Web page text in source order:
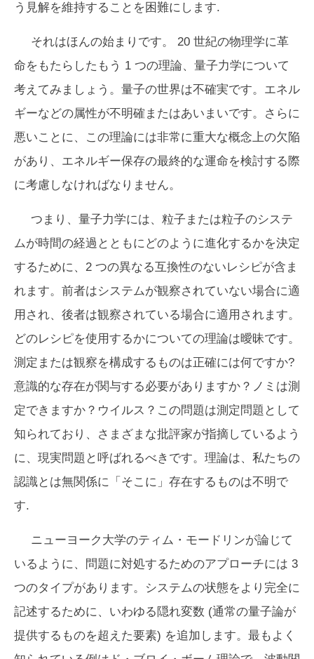
う見解を維持することを困難にします.
それはほんの始まりです。 20 世紀の物理学に革
命をもたらしたもう 1 つの理論、量子力学について
考えてみましょう。量子の世界は不確実です。エネル
ギーなどの属性が不明確またはあいまいです。さらに
悪いことに、この理論には非常に重大な概念上の欠陥
があり、エネルギー保存の最終的な運命を検討する際
に考慮しなければなりません。
つまり、量子力学には、粒子または粒子のシステ
ムが時間の経過とともにどのように進化するかを決定
するために、2 つの異なる互換性のないレシピが含ま
れます。前者はシステムが観察されていない場合に適
用され、後者は観察されている場合に適用されます。
どのレシピを使用するかについての理論は曖昧です。
測定または観察を構成するものは正確には何ですか?
意識的な存在が関与する必要がありますか？ノミは測
定できますか？ウイルス？この問題は測定問題として
知られており、さまざまな批評家が指摘しているよう
に、現実問題と呼ばれるべきです。理論は、私たちの
認識とは無関係に「そこに」存在するものは不明で
す.
ニューヨーク大学のティム・モードリンが論じて
いるように、問題に対処するためのアプローチには 3
つのタイプがあります。システムの状態をより完全に
記述するために、いわゆる隠れ変数 (通常の量子論が
提供するものを超えた要素) を追加します。最もよく